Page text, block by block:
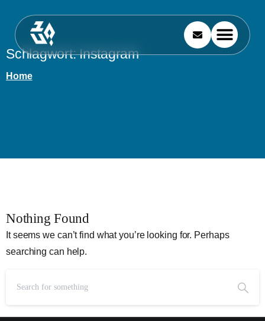
Schlagwort: Instagram
Home
Nothing Found
It seems we can’t find what you’re looking for. Perhaps
searching can help.